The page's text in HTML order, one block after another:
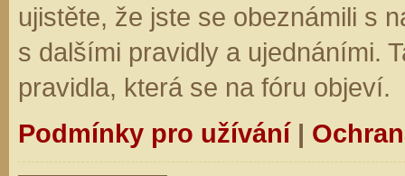
ujistěte, že jste se obeznámili s
s dalšími pravidly a ujednáními.
pravidla, která se na fóru objeví.
Podmínky pro užívání|